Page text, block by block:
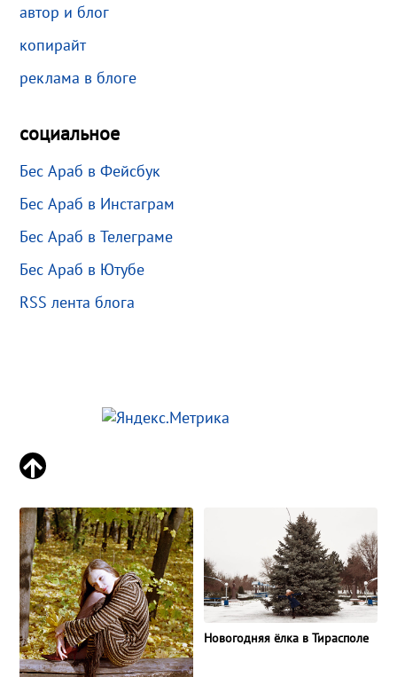
автор и блог
копирайт
реклама в блоге
социальное
Бес Араб в Фейсбук
Бес Араб в Инстаграм
Бес Араб в Телеграме
Бес Араб в Ютубе
RSS лента блога
Новогодняя ёлка в Тирасполе